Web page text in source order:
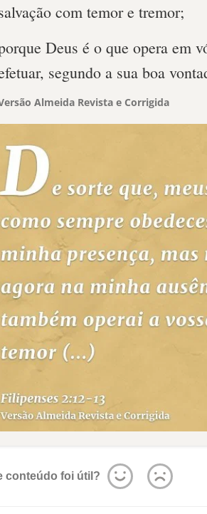
com temor e tremor;
Deus é o que opera em
segundo a sua boa
Almeida Revista e Corrigida
conteúdo foi útil?